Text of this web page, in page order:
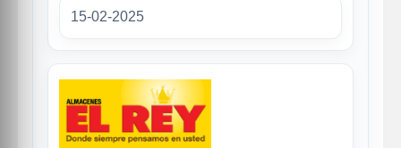
15-02-2025